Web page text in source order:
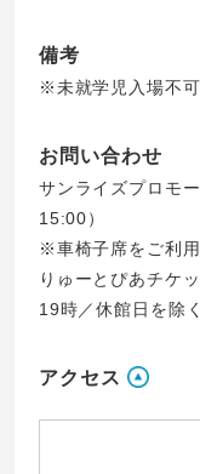
備考
※未就学児入場不可
お問い合わせ
サンライズプロモ
15:00）
※車椅子席をご利
りゅーとぴあチケ
19時／休館日を除
アクセス